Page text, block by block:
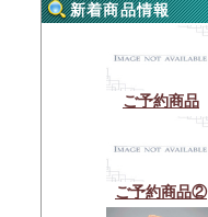
新着商品情報
ご予約商品
ご予約商品②